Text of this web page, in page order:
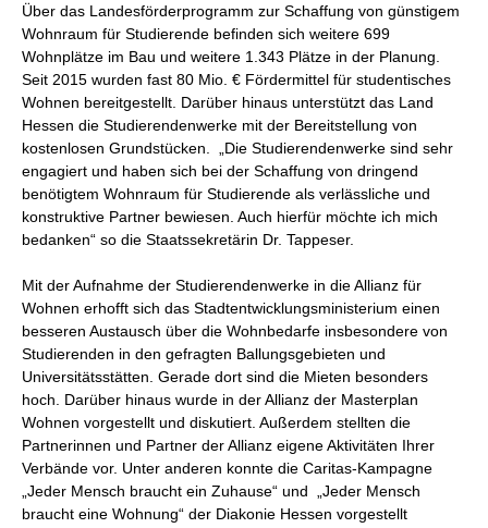
Über das Landesförderprogramm zur Schaffung von günstigem
Wohnraum für Studierende befinden sich weitere 699
Wohnplätze im Bau und weitere 1.343 Plätze in der Planung.
Seit 2015 wurden fast 80 Mio. € Fördermittel für studentisches
Wohnen bereitgestellt. Darüber hinaus unterstützt das Land
Hessen die Studierendenwerke mit der Bereitstellung von
kostenlosen Grundstücken. „Die Studierendenwerke sind sehr
engagiert und haben sich bei der Schaffung von dringend
benötigtem Wohnraum für Studierende als verlässliche und
konstruktive Partner bewiesen. Auch hierfür möchte ich mich
bedanken“ so die Staatssekretärin Dr. Tappeser.
Mit der Aufnahme der Studierendenwerke in die Allianz für
Wohnen erhofft sich das Stadtentwicklungsministerium einen
besseren Austausch über die Wohnbedarfe insbesondere von
Studierenden in den gefragten Ballungsgebieten und
Universitätsstätten. Gerade dort sind die Mieten besonders
hoch. Darüber hinaus wurde in der Allianz der Masterplan
Wohnen vorgestellt und diskutiert. Außerdem stellten die
Partnerinnen und Partner der Allianz eigene Aktivitäten Ihrer
Verbände vor. Unter anderen konnte die Caritas-Kampagne
„Jeder Mensch braucht ein Zuhause“ und „Jeder Mensch
braucht eine Wohnung“ der Diakonie Hessen vorgestellt